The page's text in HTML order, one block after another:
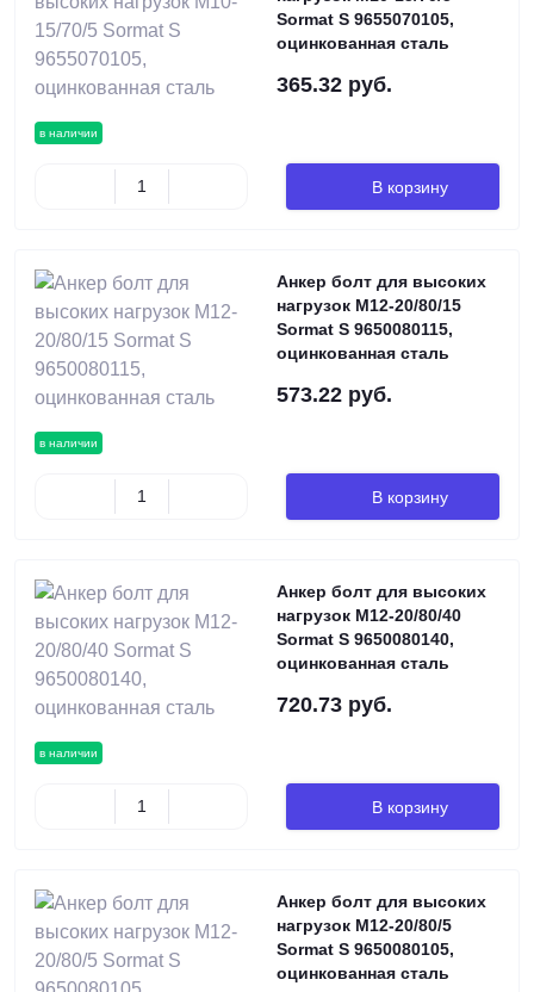
в наличии
Sormat S 9655070105,
оцинкованная сталь
365.32 руб.
В корзину
в наличии
Анкер болт для высоких
нагрузок М12-20/80/15
Sormat S 9650080115,
оцинкованная сталь
573.22 руб.
В корзину
в наличии
Анкер болт для высоких
нагрузок М12-20/80/40
Sormat S 9650080140,
оцинкованная сталь
720.73 руб.
В корзину
Анкер болт для высоких
нагрузок М12-20/80/5
Sormat S 9650080105,
оцинкованная сталь